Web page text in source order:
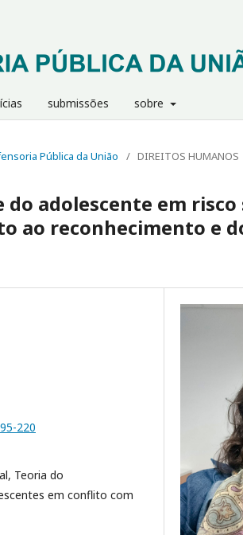
submissões sobre
Pública da União / DIREITOS HUMANOS
adolescente em risco
ao reconhecimento e
220
Teoria do
em conflito com